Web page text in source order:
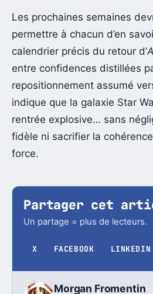
Les prochaines semaines
permettre à chacun d’en
calendrier précis du retour d’
entre confidences distillées
repositionnement assumé
indique que la galaxie Star
rentrée explosive… sans
fidèle ni sacrifier la
force.
Partager cet
Un partage = plus de lecteurs.
X FACEBOOK LINKEDIN
Morgan Fromentin